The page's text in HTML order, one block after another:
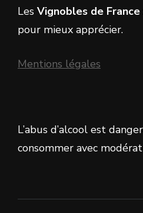
Les Vignobles de France
pour mieux apprécier.
Mentions légales
L’abus d’alcool est
consommer avec